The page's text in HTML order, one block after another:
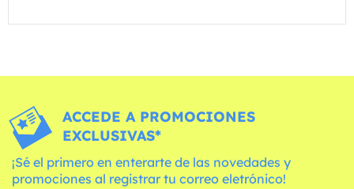
ACCEDE A PROMOCIONES
EXCLUSIVAS*
¡Sé el primero en enterarte de las novedades y
promociones al registrar tu correo eletrónico!